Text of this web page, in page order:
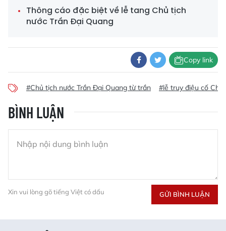
Thông cáo đặc biệt về lễ tang Chủ tịch
nước Trần Đại Quang
Copy link
#Chủ tịch nước Trần Đại Quang từ trần #lễ truy điệu cố
BÌNH LUẬN
Xin vui lòng gõ tiếng Việt có dấu GỬI BÌNH LUẬN